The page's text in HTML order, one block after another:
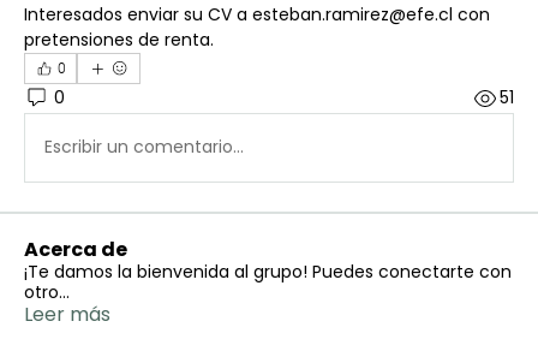
Interesados enviar su CV a esteban.ramirez@efe.cl con
pretensiones de renta.
0
0 51
Escribir un comentario...
Acerca de
¡Te damos la bienvenida al grupo! Puedes conectarte con
otro...
Leer más